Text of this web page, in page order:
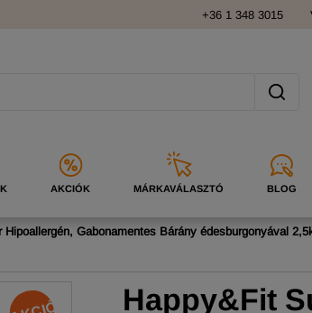
+36 1 348 3015
AKCIÓK MÁRKAVÁLASZTÓ BLOG
Gabonamentes Bárány édesburgonyával
Happy&Fit